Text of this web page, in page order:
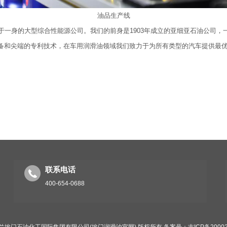
油品生产线
身的大型综合性能源公司。我们的前身是1903年成立的亚细亚石油公司
尖端的专利技术，在车用润滑油领域我们致力于为所有类型的汽车提供最
联系电话
400-654-0688